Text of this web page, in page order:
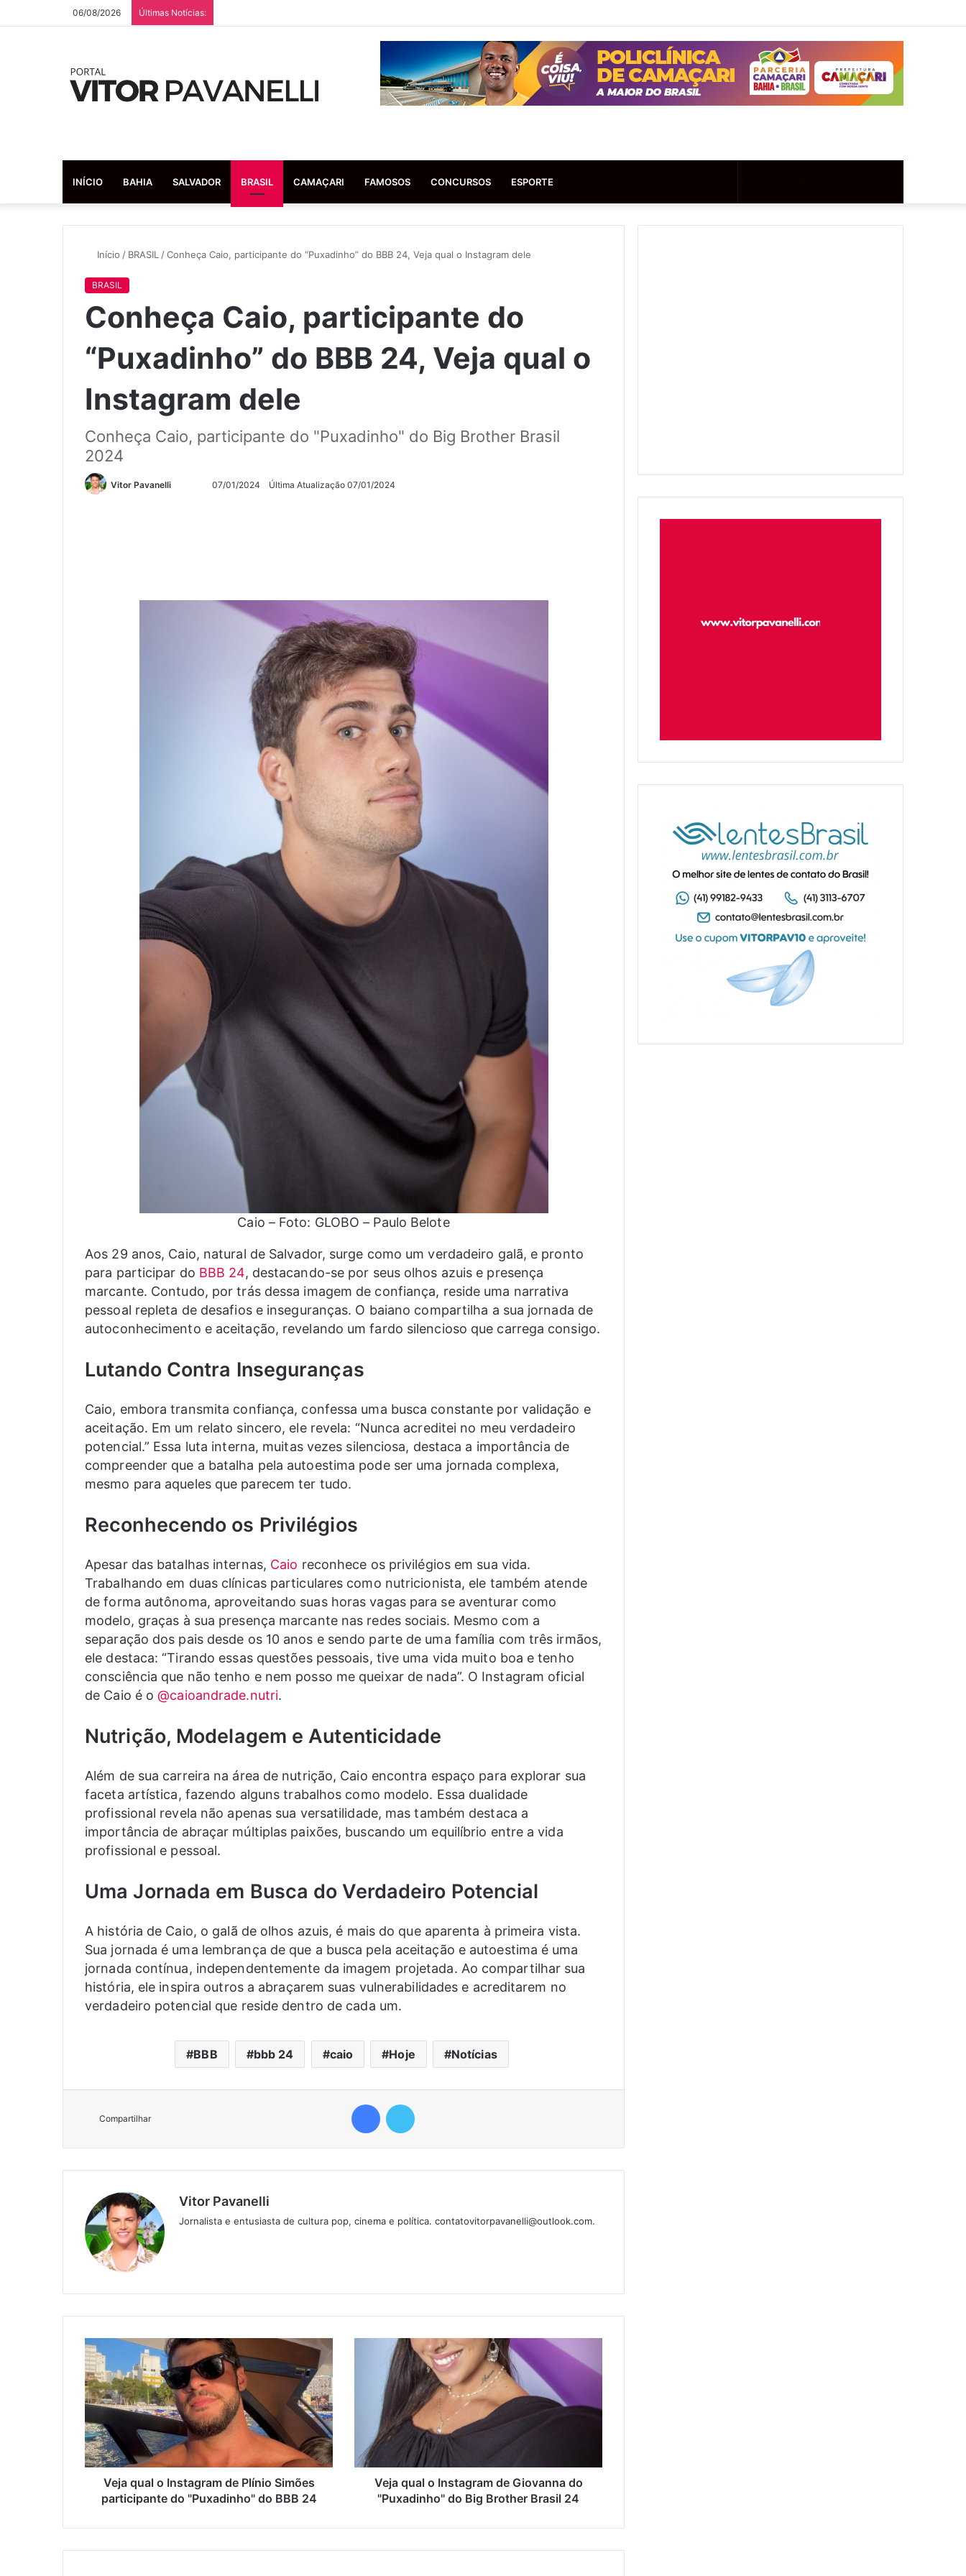
06/08/2026 Últimas Notícias:
INÍCIO BAHIA SALVADOR BRASIL CAMAÇARI FAMOSOS CONCURSOS ESPORTE
por
aleatório
Início / BRASIL /Conheça Caio, participante do “Puxadinho” do BBB 24, Veja qual o Instagram dele
BRASIL
Conheça Caio, participante do
“Puxadinho” do BBB 24, Veja qual o
Instagram dele
Conheça Caio, participante do "Puxadinho" do Big Brother Brasil
2024
Vitor Pavanelli
Mande07/01/2024 Última Atualização 07/01/2024
Caio – Foto: GLOBO – Paulo Belote
Aos 29 anos, Caio, natural de Salvador, surge como um verdadeiro galã, e pronto
para participar do BBB 24, destacando-se por seus olhos azuis e presença
marcante. Contudo, por trás dessa imagem de confiança, reside uma narrativa
pessoal repleta de desafios e inseguranças. O baiano compartilha a sua jornada de
autoconhecimento e aceitação, revelando um fardo silencioso que carrega consigo.
Lutando Contra Inseguranças
Caio, embora transmita confiança, confessa uma busca constante por validação e
aceitação. Em um relato sincero, ele revela: “Nunca acreditei no meu verdadeiro
potencial.” Essa luta interna, muitas vezes silenciosa, destaca a importância de
compreender que a batalha pela autoestima pode ser uma jornada complexa,
mesmo para aqueles que parecem ter tudo.
Reconhecendo os Privilégios
Apesar das batalhas internas, Caio reconhece os privilégios em sua vida.
Trabalhando em duas clínicas particulares como nutricionista, ele também atende
de forma autônoma, aproveitando suas horas vagas para se aventurar como
modelo, graças à sua presença marcante nas redes sociais. Mesmo com a
separação dos pais desde os 10 anos e sendo parte de uma família com três irmãos,
ele destaca: “Tirando essas questões pessoais, tive uma vida muito boa e tenho
consciência que não tenho e nem posso me queixar de nada”. O Instagram oficial
de Caio é o@caioandrade.nutri.
Nutrição, Modelagem e Autenticidade
Além de sua carreira na área de nutrição, Caio encontra espaço para explorar sua
faceta artística, fazendo alguns trabalhos como modelo. Essa dualidade
profissional revela não apenas sua versatilidade, mas também destaca a
importância de abraçar múltiplas paixões, buscando um equilíbrio entre a vida
profissional e pessoal.
Uma Jornada em Busca do Verdadeiro Potencial
A história de Caio, o galã de olhos azuis, é mais do que aparenta à primeira vista.
Sua jornada é uma lembrança de que a busca pela aceitação e autoestima é uma
jornada contínua, independentemente da imagem projetada. Ao compartilhar sua
história, ele inspira outros a abraçarem suas vulnerabilidades e acreditarem no
verdadeiro potencial que reside dentro de cada um.
BBB bbb 24 caio Hoje Notícias
Compartilhar
Facebook
Vitor Pavanelli
Jornalista e entusiasta de cultura pop, cinema e política. contatovitorpavanelli@outlook.com.
Veja qual o Instagram de Plínio Simões
participante do "Puxadinho" do BBB 24
Veja qual o Instagram de Giovanna do
"Puxadinho" do Big Brother Brasil 24